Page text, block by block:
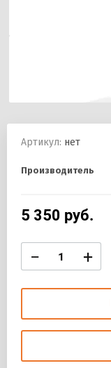
Артикул: нет
Производитель
5 350 руб.
− +